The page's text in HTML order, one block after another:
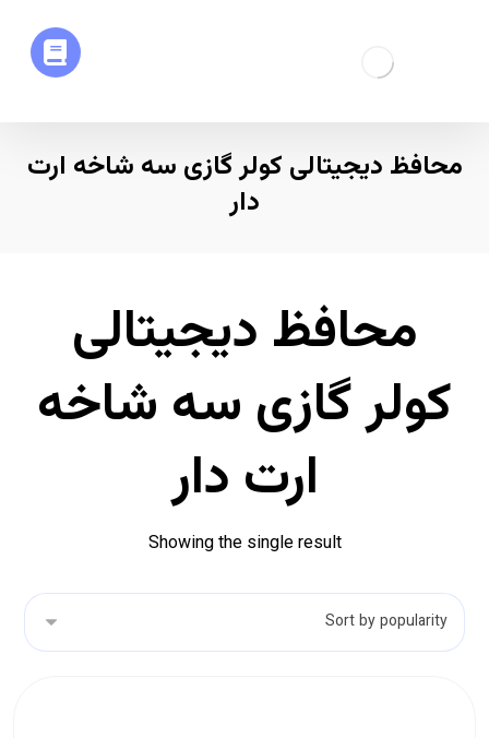
محافظ دیجیتالی کولر گازی سه شاخه ارت
دار
محافظ دیجیتالی
کولر گازی سه شاخه
ارت دار
Showing the single result